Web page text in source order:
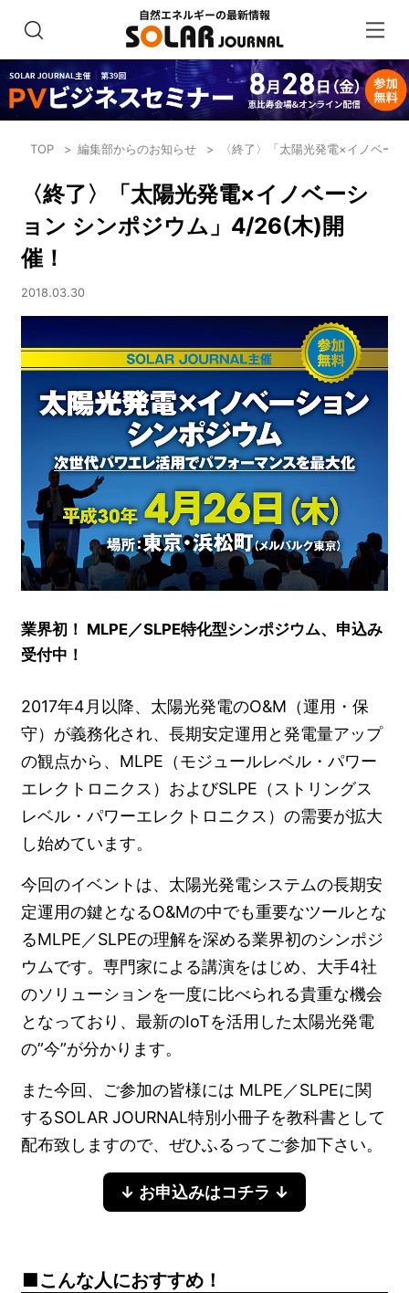
TOP 編集部からのお知らせ 〈終了〉「太陽光発電×イノベー
〈終了〉「太陽光発電×イノベーシ
ョン シンポジウム」4/26(木)開
催！
2018.03.30
業界初！ MLPE／SLPE特化型シンポジウム、申込み
受付中！
2017年4月以降、太陽光発電のO&M（運用・保
守）が義務化され、長期安定運用と発電量アップ
の観点から、MLPE（モジュールレベル・パワー
エレクトロニクス）およびSLPE（ストリングス
レベル・パワーエレクトロニクス）の需要が拡大
し始めています。
今回のイベントは、太陽光発電システムの長期安
定運用の鍵となるO&Mの中でも重要なツールとな
るMLPE／SLPEの理解を深める業界初のシンポジ
ウムです。専門家による講演をはじめ、大手4社
のソリューションを一度に比べられる貴重な機会
となっており、最新のIoTを活用した太陽光発電
の”今”が分かります。
また今回、ご参加の皆様には MLPE／SLPEに関
するSOLAR JOURNAL特別小冊子を教科書として
配布致しますので、ぜひふるってご参加下さい。
↓ お申込みはコチラ ↓
こんな人におすすめ！